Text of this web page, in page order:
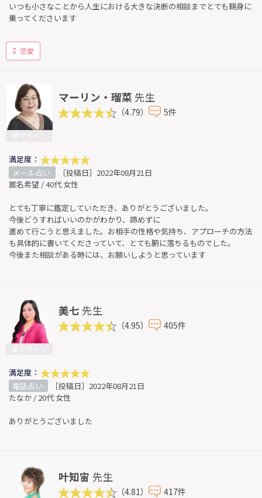
いつも小さなことから人生における大きな決断の相談までとても親身に
乗ってくださいます
恋愛
マーリン・瑠菜 先生
（4.79） 5件
満足度：
メール占い
［投稿日］2022年08月21日
匿名希望 / 40代 女性
とても丁寧に鑑定していただき、ありがとうございました。
今後どうすればいいのかがわかり、諦めずに
進めて行こうと思えました。お相手の性格や気持ち、アプローチの方法
も具体的に書いてくださっていて、とても腑に落ちるものでした。
今後また相談がある時には、お願いしようと思っています
美七 先生
（4.95） 405件
満足度：
電話占い
［投稿日］2022年08月21日
たなか / 20代 女性
ありがとうございました
叶知宙 先生
（4.81） 417件